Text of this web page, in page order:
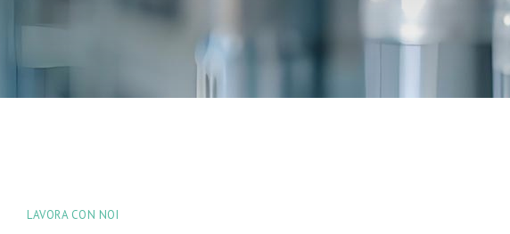
LAVORA CON NOI